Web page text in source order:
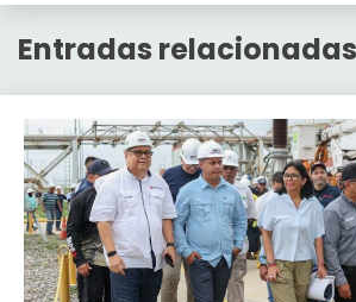
Entradas relacionadas